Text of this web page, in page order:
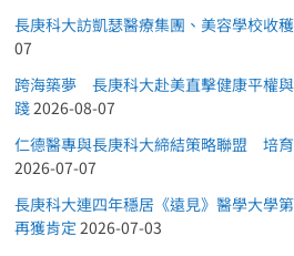
長庚科大訪凱瑟醫療集團、美容學校收
07
跨海築夢 長庚科大赴美直擊健康平權
踐2026-08-07
仁德醫專與長庚科大締結策略聯盟 培
2026-07-07
長庚科大連四年穩居《遠見》醫學大學
再獲肯定 2026-07-03